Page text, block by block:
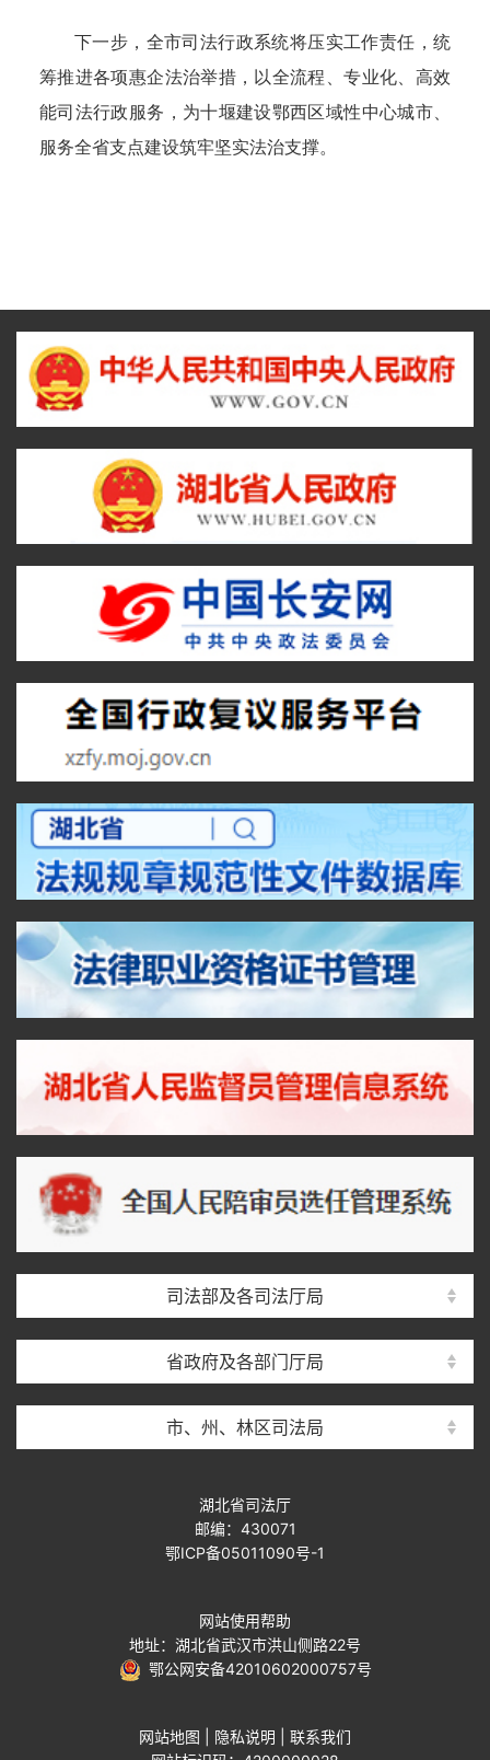
下一步，全市司法行政系统将压实工作责任，统
筹推进各项惠企法治举措，以全流程、专业化、高效
能司法行政服务，为十堰建设鄂西区域性中心城市、
服务全省支点建设筑牢坚实法治支撑。
司法部及各司法厅局
省政府及各部门厅局
市、州、林区司法局
湖北省司法厅
邮编：430071
鄂ICP备05011090号-1
网站使用帮助
地址：湖北省武汉市洪山侧路22号
鄂公网安备42010602000757号
网站地图 隐私说明
联系我们